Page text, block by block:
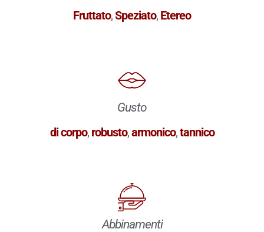
Fruttato,Speziato, Etereo
Gusto
di corpo, robusto,armonico,tannico
Abbinamenti